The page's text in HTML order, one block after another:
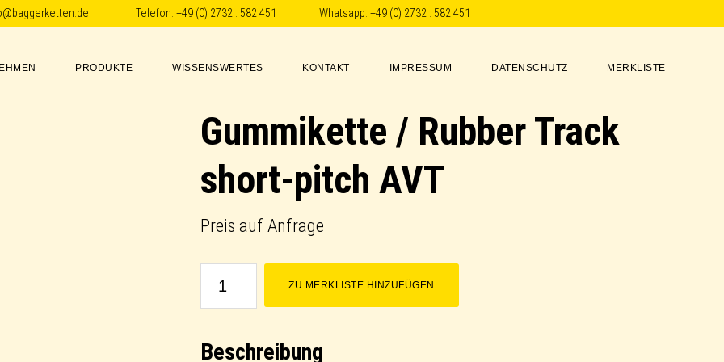
Telefon: +49 (0) 2732 . 582 451 Whatsapp: +49 (0) 2732 . 582 451
PRODUKTE WISSENSWERTES KONTAKT IMPRESSUM DATENSCHUTZ MERKLISTE
Gummikette / Rubber Track
short-pitch AVT
Preis auf Anfrage
Gummikette
Track
ZU MERKLISTE HINZUFÜGEN
Beschreibung